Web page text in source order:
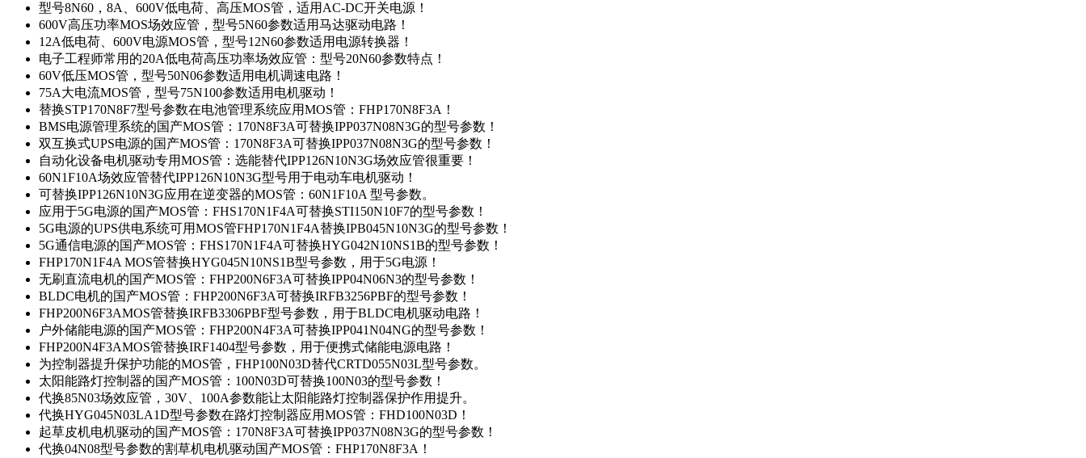
型号8N60，8A、600V低电荷、高压MOS管，适用AC-DC开关电源！
600V高压功率MOS场效应管，型号5N60参数适用马达驱动电路！
12A低电荷、600V电源MOS管，型号12N60参数适用电源转换器！
电子工程师常用的20A低电荷高压功率场效应管：型号20N60参数特点！
60V低压MOS管，型号50N06参数适用电机调速电路！
75A大电流MOS管，型号75N100参数适用电机驱动！
替换STP170N8F7型号参数在电池管理系统应用MOS管：FHP170N8F3A！
BMS电源管理系统的国产MOS管：170N8F3A可替换IPP037N08N3G的型号参数！
双互换式UPS电源的国产MOS管：170N8F3A可替换IPP037N08N3G的型号参数！
自动化设备电机驱动专用MOS管：选能替代IPP126N10N3G场效应管很重要！
60N1F10A场效应管替代IPP126N10N3G型号用于电动车电机驱动！
可替换IPP126N10N3G应用在逆变器的MOS管：60N1F10A 型号参数。
应用于5G电源的国产MOS管：FHS170N1F4A可替换STI150N10F7的型号参数！
5G电源的UPS供电系统可用MOS管FHP170N1F4A替换IPB045N10N3G的型号参数！
5G通信电源的国产MOS管：FHS170N1F4A可替换HYG042N10NS1B的型号参数！
FHP170N1F4A MOS管替换HYG045N10NS1B型号参数，用于5G电源！
无刷直流电机的国产MOS管：FHP200N6F3A可替换IPP04N06N3的型号参数！
BLDC电机的国产MOS管：FHP200N6F3A可替换IRFB3256PBF的型号参数！
FHP200N6F3AMOS管替换IRFB3306PBF型号参数，用于BLDC电机驱动电路！
户外储能电源的国产MOS管：FHP200N4F3A可替换IPP041N04NG的型号参数！
FHP200N4F3AMOS管替换IRF1404型号参数，用于便携式储能电源电路！
为控制器提升保护功能的MOS管，FHP100N03D替代CRTD055N03L型号参数。
太阳能路灯控制器的国产MOS管：100N03D可替换100N03的型号参数！
代换85N03场效应管，30V、100A参数能让太阳能路灯控制器保护作用提升。
代换HYG045N03LA1D型号参数在路灯控制器应用MOS管：FHD100N03D！
起草皮机电机驱动的国产MOS管：170N8F3A可替换IPP037N08N3G的型号参数！
代换04N08型号参数的割草机电机驱动国产MOS管：FHP170N8F3A！